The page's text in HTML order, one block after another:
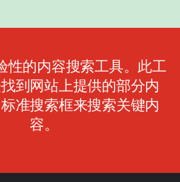
性的内容搜索工具。此工
到网站上提供的部分内
准搜索框来搜索关键内
容。